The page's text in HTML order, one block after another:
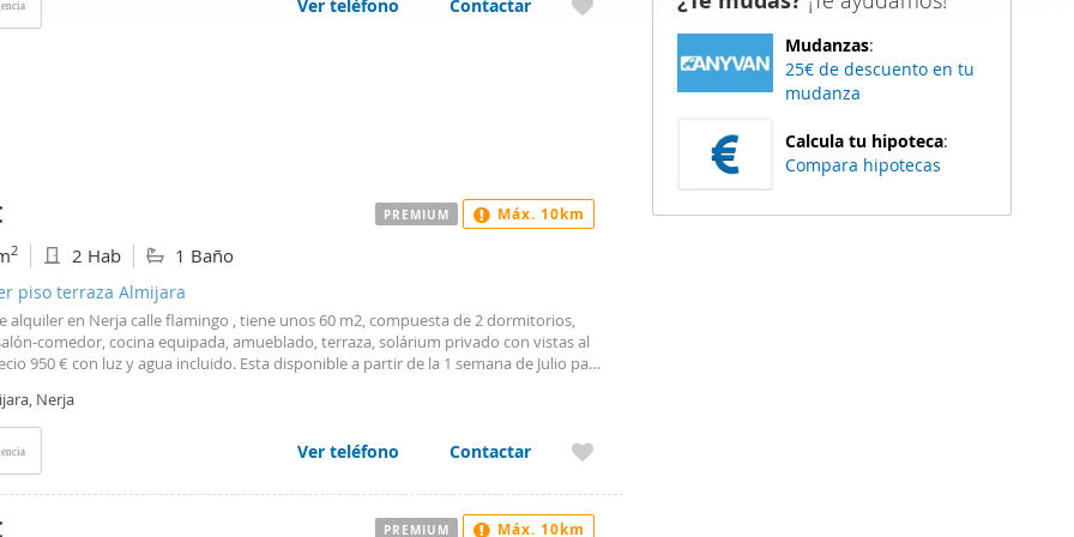
se usan para personalizar el contenido y los anuncios, ofrecer funciones
Ver teléfono Contactar
2 2 Hab 1 Baño
piso terraza Almijara
alquiler en Nerja calle flamingo , tiene unos 60 m2, compuesta de 2 dormitorios,
comedor, cocina equipada, amueblado, terraza, solárium privado con vistas al
950 € con luz y agua incluido. Esta disponible a partir de la 1 semana de Julio para
Nerja
Ver teléfono Contactar
PREMIUM Máx. 10km
PREMIUM Máx. 10km
Mudanzas:
25€ de descuento en tu
mudanza
Calcula tu hipoteca:
Compara hipotecas